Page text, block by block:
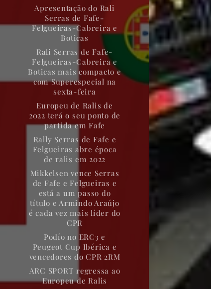
Apresentação do Rali
Serras de Fafe-
Felgueiras-Cabreira e
Boticas
Rali Serras de Fafe-
Felgueiras-Cabreira e
Boticas mais compacto e
com Superespecial na
sexta-feira
Europeu de Ralis de
2022 terá o seu ponto de
partida em Fafe
Rally Serras de Fafe e
Felgueiras abre época
de ralis em 2022
Mikkelsen vence Serras
de Fafe e Felgueiras e
está a um passo do
título e Armindo Araújo
é cada vez mais líder do
CPR
Podío no ERC3 e
Peugeot Cup Ibérica e
vencedores do CPR 2RM
ARC SPORT regressa ao
Europeu de Ralis